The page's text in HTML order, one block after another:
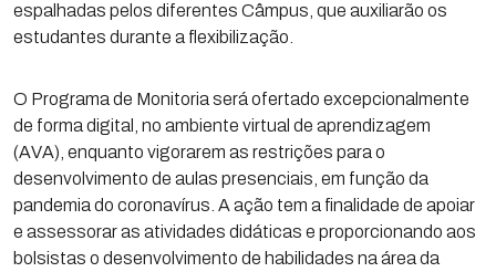
espalhadas pelos diferentes Câmpus, que auxiliarão os
estudantes durante a flexibilização.
O Programa de Monitoria será ofertado excepcionalmente
de forma digital, no ambiente virtual de aprendizagem
(AVA), enquanto vigorarem as restrições para o
desenvolvimento de aulas presenciais, em função da
pandemia do coronavírus. A ação tem a finalidade de apoiar
e assessorar as atividades didáticas e proporcionando aos
bolsistas o desenvolvimento de habilidades na área da